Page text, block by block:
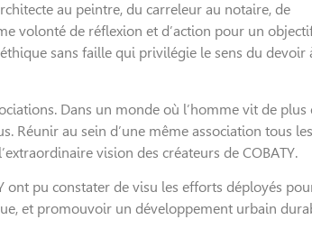
au peintre, du carreleur au notaire, de
volonté de réflexion et d’action pour un
sans faille qui privilégie le sens du devoir
Dans un monde où l’homme vit de plus
Réunir au sein d’une même association tous les
vision des créateurs de COBATY.
ont pu constater de visu les efforts déployés
et promouvoir un développement urbain